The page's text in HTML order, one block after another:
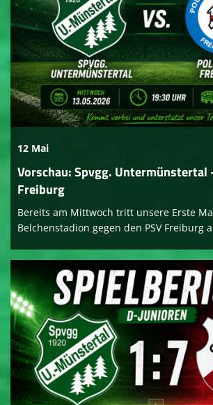
12 Mai
Vorschau: Spvgg. Untermünstertal
Freiburg
Bereits am Mittwoch tritt unsere Erste
Belchenstadion gegen den PSV Freiburg